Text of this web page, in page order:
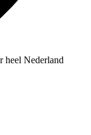
heel Nederland